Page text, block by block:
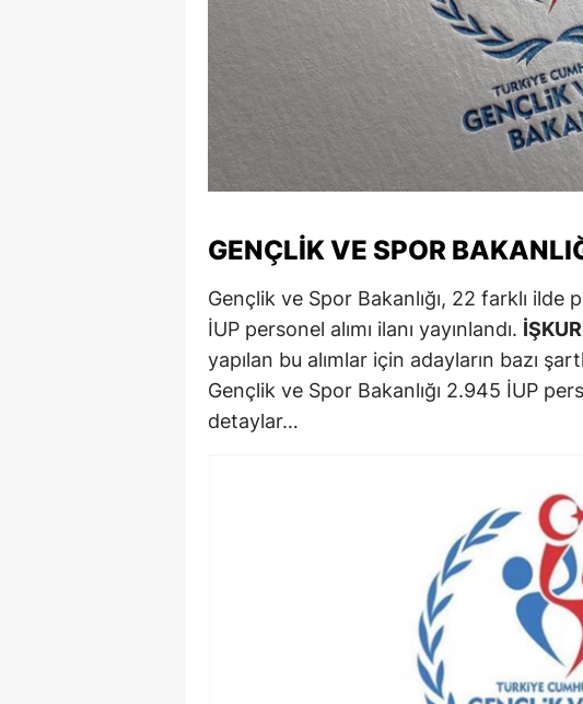
Eskişehir
Gaziantep
Giresun
Gümüşhane
Hakkari
Hatay
Mersin
İstanbul
Kastamonu
Kayseri
Kırklareli
Kırşehir
Kocaeli
GENÇLIK VE SPOR
Gençlik ve Spor Bakanlığı, 22 farklı ilde
İUP personel alımı ilanı yayınlandı.
yapılan bu alımlar için adayların bazı
Gençlik ve Spor Bakanlığı 2.945 İUP
detaylar…